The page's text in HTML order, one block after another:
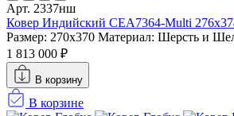
Арт. 2337нш
Ковер Индийский CEA7364-Multi
Размер: 270x370 Материал: Шерсть и
1 813 000 ₽
В корзину
В корзине